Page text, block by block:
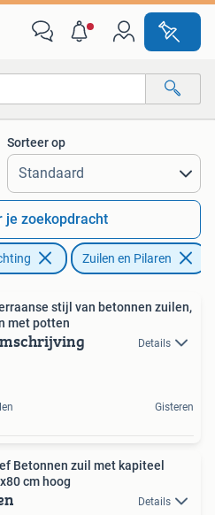
Sorteer op
je zoekopdracht
Zuilen en Pilaren
stijl van betonnen zuilen,
met potten
Details
Gisteren
Betonnen zuil met kapiteel
cm hoog
Details